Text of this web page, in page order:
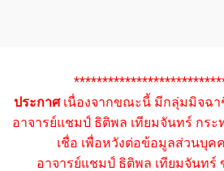
ประกาศเนื่องจากขณะนี้ มีกลุ่มมิจฉา
อาจารย์แชมป์ ธิติพล เทียมจันทร์ กร
เชื่อ เพื่อหวังต่อข้อมูลส่วนบุ
อาจารย์แชมป์ ธิติพล เทียมจันทร์